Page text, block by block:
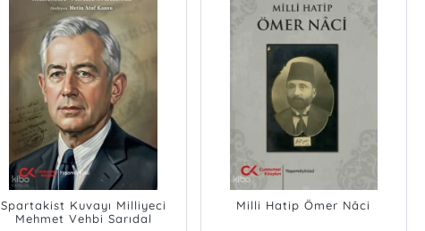
Spartakist Kuvayı Milliyeci
Mehmet Vehbi Sarıdal
Milli Hatip Ömer Nâci